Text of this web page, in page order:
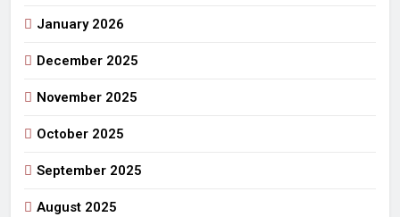
January 2026
December 2025
November 2025
October 2025
September 2025
August 2025